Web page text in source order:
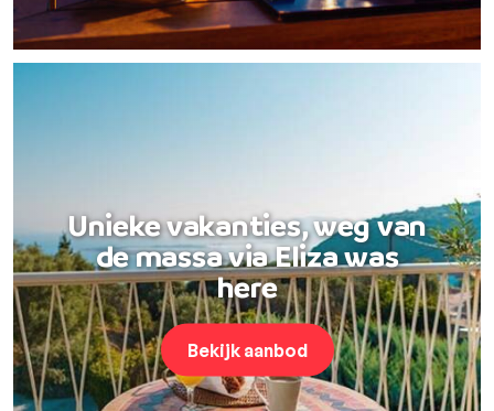
Unieke vakanties, weg van
de massa via Eliza was
here
Bekijk aanbod